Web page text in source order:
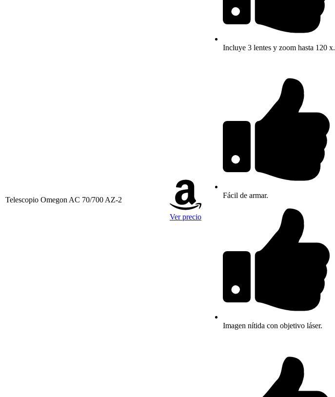
Incluye 3 lentes y zoom hasta 120 x.
Telescopio Omegon AC 70/700 AZ-2
Ver precio
Fácil de armar.
Imagen nítida con objetivo láser.